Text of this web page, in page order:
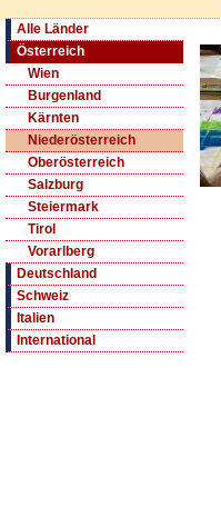
Alle Länder
Österreich
Wien
Burgenland
Kärnten
Niederösterreich
Oberösterreich
Salzburg
Steiermark
Tirol
Vorarlberg
Deutschland
Schweiz
Italien
International